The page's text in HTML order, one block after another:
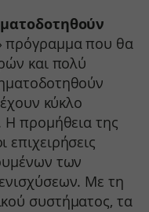
πρόγραμμα που θα
και πολύ
κύκλο
Η προμήθεια της
των
Με τη
συστήματος, τα